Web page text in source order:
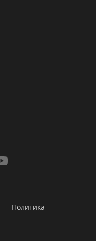
Политика